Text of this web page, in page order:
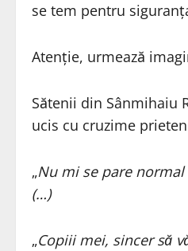
se tem pentru
Atenție, urmează
Sătenii din Sânmihaiu
ucis cu cruzime
„Nu mi se pare normal
(…)
„Copiii mei, sincer să